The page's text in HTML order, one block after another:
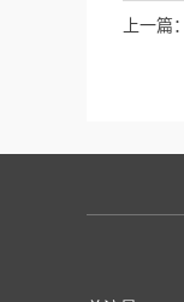
上一篇：